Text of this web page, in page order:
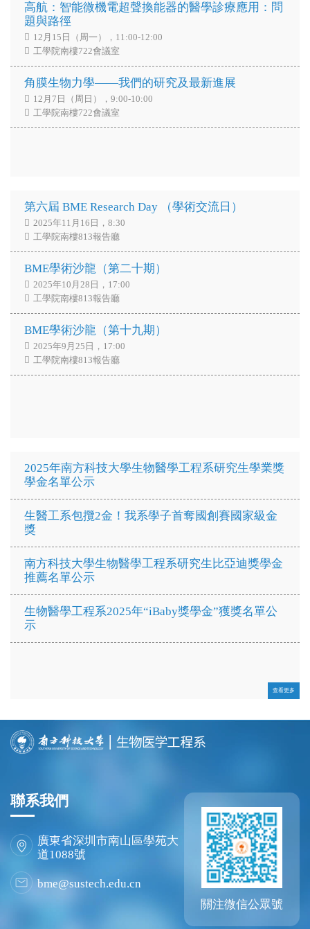
高航：智能微機電超聲換能器的醫學診療應用：問
題與路徑
12月15日（周一），11:00-12:00
工學院南樓722會議室
角膜生物力學——我們的研究及最新進展
12月7日（周日），9:00-10:00
工學院南樓722會議室
查看更多
第六屆 BME Research Day （學術交流日）
2025年11月16日，8:30
工學院南樓813報告廳
BME學術沙龍（第二十期）
2025年10月28日，17:00
工學院南樓813報告廳
BME學術沙龍（第十九期）
2025年9月25日，17:00
工學院南樓813報告廳
查看更多
2025年南方科技大學生物醫學工程系研究生學業獎
學金名單公示
生醫工系包攬2金！我系學子首奪國創賽國家級金
獎
南方科技大學生物醫學工程系研究生比亞迪獎學金
推薦名單公示
生物醫學工程系2025年“iBaby獎學金”獲獎名單公
示
查看更多
聯系我們
廣東省深圳市南山區學苑大
道1088號
bme@sustech.edu.cn
關注微信公眾號